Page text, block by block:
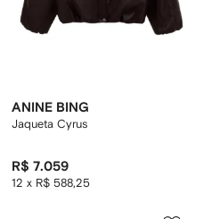
ANINE BING
Jaqueta Cyrus
R$ 7.059
12 x R$ 588,25